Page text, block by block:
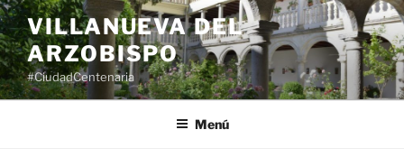
Saltar
al
contenido
VILLANUEVA DEL
ARZOBISPO
#CiudadCentenaria
Menú